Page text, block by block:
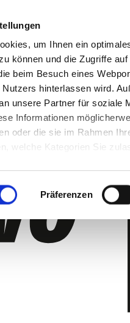
um Ihnen ein
können und die Zugriffe
beim Besuch eines
hinterlassen wird.
unsere Partner für soziale
Informationen
oder die sie im Rahmen
welche Kategorien Sie
Präferenzen